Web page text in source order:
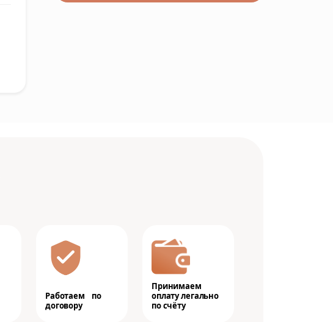
Работаем по
договору
Принимаем
оплату легально
по счёту